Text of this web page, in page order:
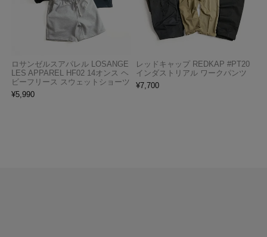
ロサンゼルスアパレル LOSANGE
LES APPAREL HF02 14オンス ヘ
ビーフリース スウェットショーツ
¥5,990
レッドキャップ REDKAP #PT20
インダストリアル ワークパンツ
¥7,700